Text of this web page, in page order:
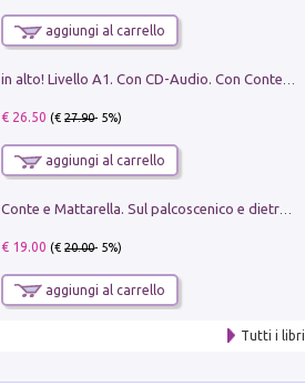
aggiungi al carrello
€ 26.50 (€27.90- 5%)
aggiungi al carrello
€ 19.00 (€20.00- 5%)
aggiungi al carrello
Tutti i libri